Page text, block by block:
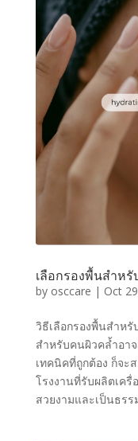
เลือกรองพื้นสำห
by osccare | Oct
วิธีเลือกรองพื้นสำห
สำหรับคนผิวคล้ำอา
เทคนิคที่ถูกต้อง ก็จะ
โรงงานที่รับผลิตเค
สวยงามและเป็นธร